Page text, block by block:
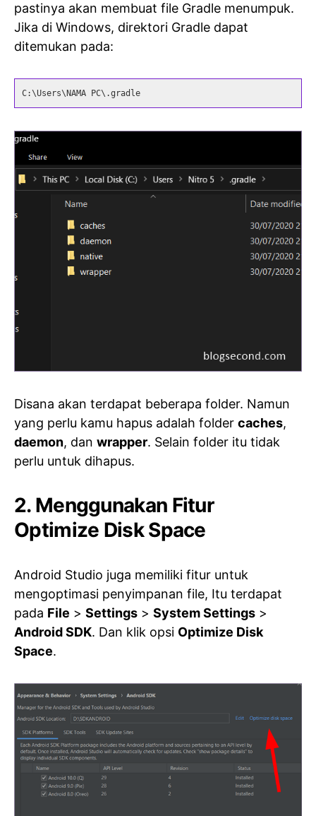
pastinya akan membuat file Gradle menumpuk.
Jika di Windows, direktori Gradle dapat
ditemukan pada:
C:\Users\NAMA PC\.gradle
Disana akan terdapat beberapa folder. Namun
yang perlu kamu hapus adalah folder caches,
daemon, dan wrapper. Selain folder itu tidak
perlu untuk dihapus.
2. Menggunakan Fitur
Optimize Disk Space
Android Studio juga memiliki fitur untuk
mengoptimasi penyimpanan file, Itu terdapat
pada File > Settings > System Settings >
Android SDK. Dan klik opsi Optimize Disk
Space.